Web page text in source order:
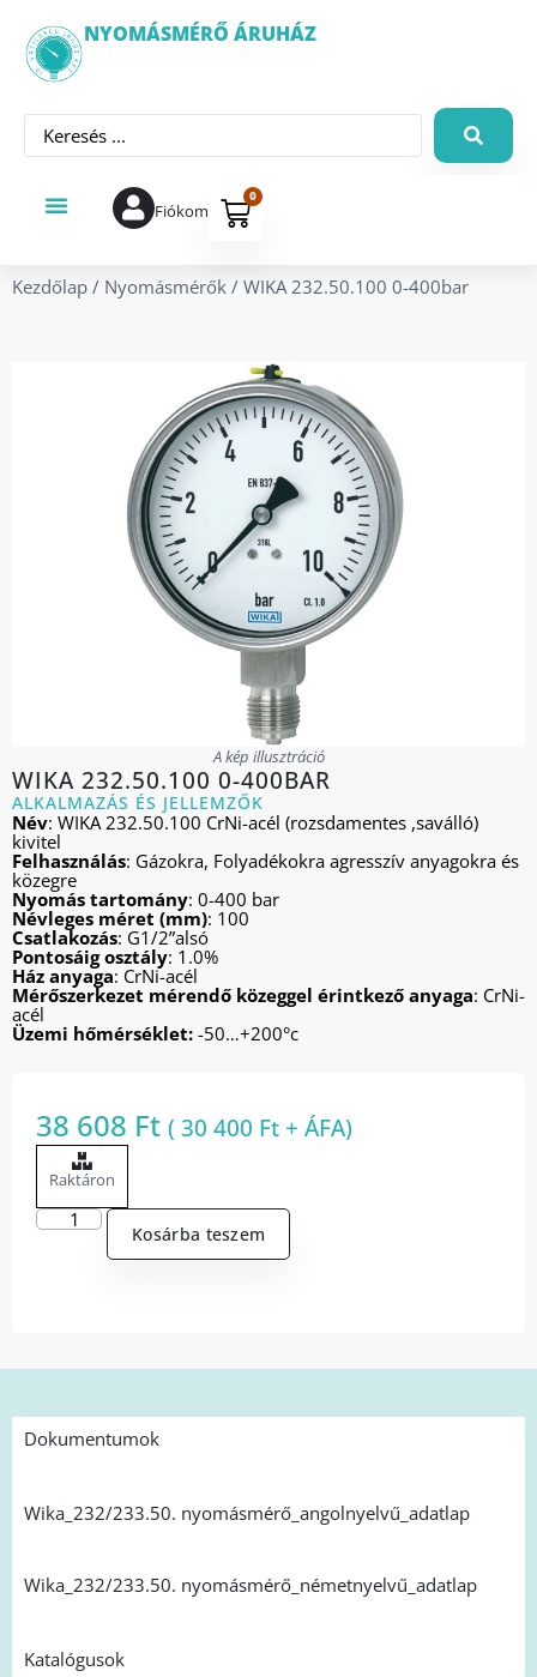
NYOMÁSMÉRŐ ÁRUHÁZ
Fiókom
0
Kezdőlap / Nyomásmérők / WIKA 232.50.100 0-400bar
A kép illusztráció
WIKA 232.50.100 0-400BAR
ALKALMAZÁS ÉS JELLEMZŐK
Név: WIKA 232.50.100 CrNi-acél (rozsdamentes ,saválló)
kivitel
Felhasználás: Gázokra, Folyadékokra agresszív anyagokra és
közegre
Nyomás tartomány: 0-400 bar
Névleges méret (mm): 100
Csatlakozás: G1/2”alsó
Pontosáig osztály: 1.0%
Ház anyaga: CrNi-acél
Mérőszerkezet mérendő közeggel érintkező anyaga: CrNi-
acél
Üzemi hőmérséklet: -50…+200°c
38 608 Ft ( 30 400 Ft + ÁFA)
Raktáron
Kosárba teszem
Dokumentumok
Wika_232/233.50. nyomásmérő_angolnyelvű_adatlap
Wika_232/233.50. nyomásmérő_németnyelvű_adatlap
Katalógusok